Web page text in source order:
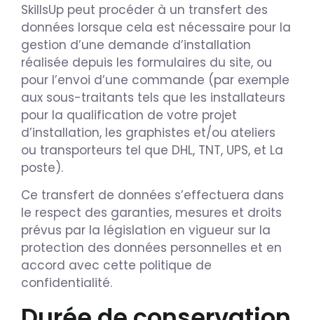
SkillsUp peut procéder à un transfert des
données lorsque cela est nécessaire pour la
gestion d’une demande d’installation
réalisée depuis les formulaires du site, ou
pour l’envoi d’une commande (par exemple
aux sous-traitants tels que les installateurs
pour la qualification de votre projet
d’installation, les graphistes et/ou ateliers
ou transporteurs tel que DHL, TNT, UPS, et La
poste).
Ce transfert de données s’effectuera dans
le respect des garanties, mesures et droits
prévus par la législation en vigueur sur la
protection des données personnelles et en
accord avec cette politique de
confidentialité.